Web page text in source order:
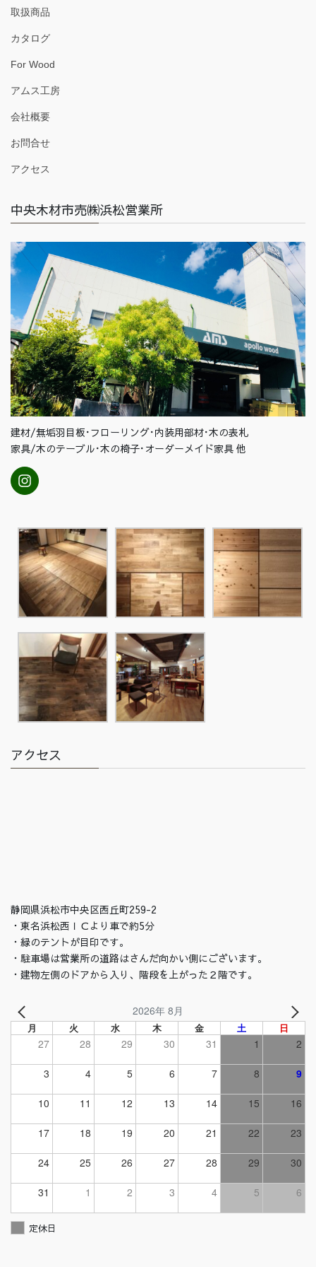
取扱商品
カタログ
For Wood
アムス工房
会社概要
お問合せ
アクセス
中央木材市売㈱浜松営業所
建材/無垢羽目板･フローリング･内装用部材･木の表札
家具/木のテーブル･木の椅子･オーダーメイド家具 他
アクセス
静岡県浜松市中央区西丘町259-2
・東名浜松西ＩＣより車で約5分
・緑のテントが目印です。
・駐車場は営業所の道路はさんだ向かい側にございます。
・建物左側のドアから入り、階段を上がった２階です。
2026年 8月
月 火 水 木 金 土 日
27 28 29 30 31 1 2
3 4 5 6 7 8 9
10 11 12 13 14 15 16
17 18 19 20 21 22 23
24 25 26 27 28 29 30
31 1 2 3 4 5 6
定休日